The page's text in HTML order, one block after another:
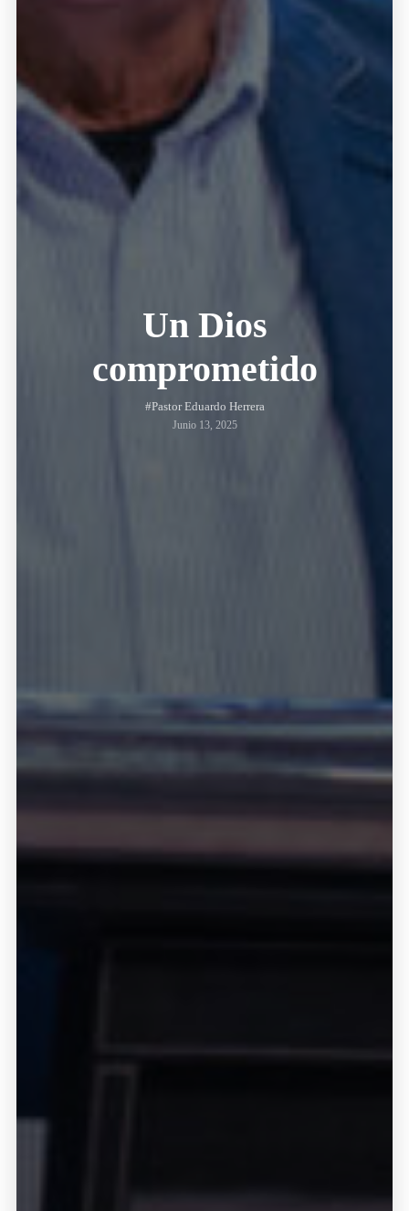
Un Dios
comprometido
#Pastor Eduardo Herrera
Junio 13, 2025